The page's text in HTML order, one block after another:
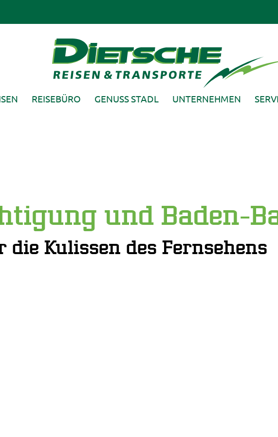
REISEBÜRO GENUSS STADL UNTERNEHMEN
und Baden-
Kulissen des Fernsehens